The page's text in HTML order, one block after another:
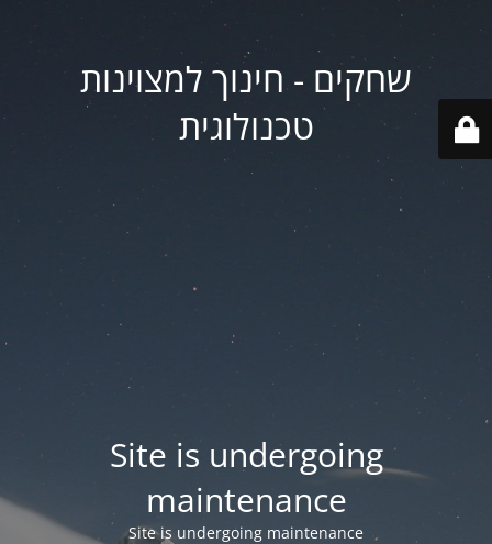
שחקים - חינוך למצוינות
טכנולוגית
Site is undergoing
maintenance
Site is undergoing maintenance